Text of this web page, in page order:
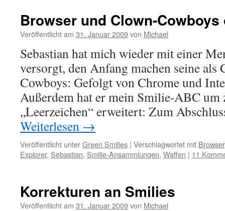
Browser und Clown-
Veröffentlicht am 31. Januar 2009von Michael
Sebastian hat mich wieder mit einer
versorgt, den Anfang machen seine als
Cowboys: Gefolgt von Chrome und
Außerdem hat er mein Smilie-ABC
„Leerzeichen“ erweitert: Zum
Weiterlesen →
Veröffentlicht unterGreen Smilies | Verschlagwortet mit Browser
Explorer, Sebastian, Smilie-Ansammlungen, Waffen | 11
Korrekturen an Smilies
Veröffentlicht am 31. Januar 2009von Michael